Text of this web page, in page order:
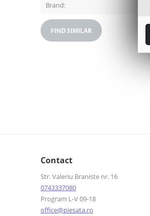
Brand:
FIND SIMILAR
Contact
Str. Valeriu Braniste nr. 16
0743337080
Program L-V 09-18
office@piesata.ro